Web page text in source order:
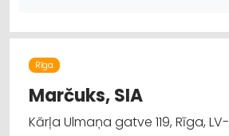
Rīga
Marčuks, SIA
Kārļa Ulmaņa gatve 119, Rīga, LV-